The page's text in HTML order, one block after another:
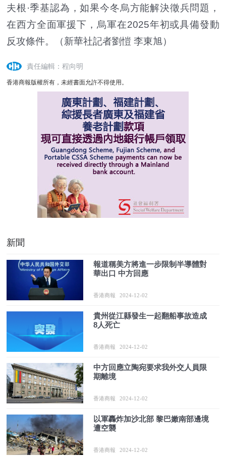
夫根·季基認為，如果今冬烏方能解決徵兵問題，
在西方全面軍援下，烏軍在2025年初或具備發動
反攻條件。（新華社記者劉愷 李東旭）
責任編輯：程向明
香港商報版權所有，未經書面允許不得使用。
新聞
報道稱美方將進一步限制半導體對
華出口 中方回應
香港商報 2024-12-02
貴州從江縣發生一起翻船事故造成
8人死亡
香港商報 2024-12-02
中方回應立陶宛要求我外交人員限
期離境
香港商報 2024-12-02
以軍轟炸加沙北部 黎巴嫩南部邊境
遭空襲
香港商報 2024-12-02